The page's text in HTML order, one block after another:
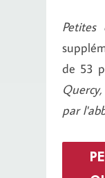
Petites
de 53
par